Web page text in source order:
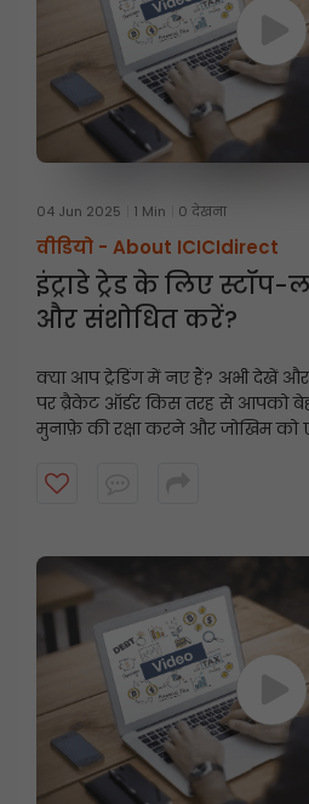
04 Jun 2025 1 Min 0 देखना
वीडियो - About ICICIdirect
इंट्राडे ट्रेड के लिए
और संशोधित करें?
क्या आप ट्रेडिंग में नए हैं? अभी देखें
पर ब्रैकेट ऑर्डर किस तरह से आपको
मुनाफ़े की रक्षा करने और जोखिम को